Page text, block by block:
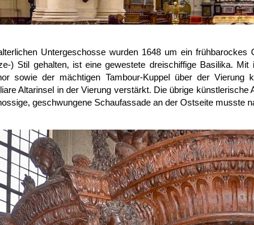
Untergeschosse wurden 1648 um ein
) Stil gehalten, ist eine gewestete dreischiffige Basilika.
sowie der mächtigen Tambour-Kuppel über der
Altarinsel in der Vierung verstärkt. Die übrige
geschwungene Schaufassade an der Ostseite musste